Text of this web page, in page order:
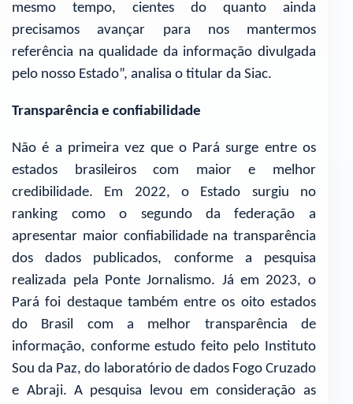
mesmo tempo, cientes do quanto ainda
precisamos avançar para nos mantermos
referência na qualidade da informação divulgada
pelo nosso Estado”, analisa o titular da Siac.
Transparência e confiabilidade
Não é a primeira vez que o Pará surge entre os
estados brasileiros com maior e melhor
credibilidade. Em 2022, o Estado surgiu no
ranking como o segundo da federação a
apresentar maior confiabilidade na transparência
dos dados publicados, conforme a pesquisa
realizada pela Ponte Jornalismo. Já em 2023, o
Pará foi destaque também entre os oito estados
do Brasil com a melhor transparência de
informação, conforme estudo feito pelo Instituto
Sou da Paz, do laboratório de dados Fogo Cruzado
e Abraji. A pesquisa levou em consideração as